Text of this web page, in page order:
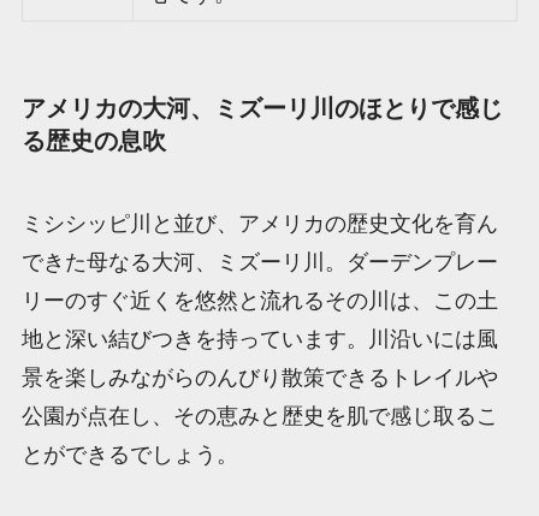
アメリカの大河、ミズーリ川のほとりで感じ
る歴史の息吹
ミシシッピ川と並び、アメリカの歴史文化を育ん
できた母なる大河、ミズーリ川。ダーデンプレー
リーのすぐ近くを悠然と流れるその川は、この土
地と深い結びつきを持っています。川沿いには風
景を楽しみながらのんびり散策できるトレイルや
公園が点在し、その恵みと歴史を肌で感じ取るこ
とができるでしょう。